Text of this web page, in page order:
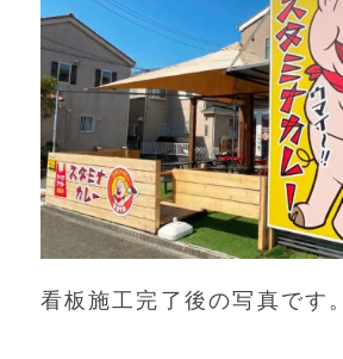
看板施工完了後の写真です。